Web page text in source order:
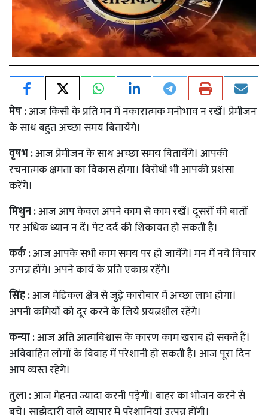
मेष :आज किसी के प्रति मन में नकारात्मक मनोभाव न रखें। प्रेमीजन
के साथ बहुत अच्छा समय बितायेंगे।
वृषभ :आज प्रेमीजन के साथ अच्छा समय बितायेंगे। आपकी
रचनात्मक क्षमता का विकास होगा। विरोधी भी आपकी प्रशंसा
करेंगे।
मिथुन :आज आप केवल अपने काम से काम रखें। दूसरों की बातों
पर अधिक ध्यान न दें। पेट दर्द की शिकायत हो सकती है।
कर्क :आज आपके सभी काम समय पर हो जायेंगे। मन में नये विचार
उत्पन्न होंगे। अपने कार्य के प्रति एकाग्र रहेंगे।
सिंह :आज मेडिकल क्षेत्र से जुड़े कारोबार में अच्छा लाभ होगा।
अपनी कमियों को दूर करने के लिये प्रयत्नशील रहेंगे।
कन्या :आज अति आत्मविश्वास के कारण काम खराब हो सकते हैं।
अविवाहित लोगों के विवाह में परेशानी हो सकती है। आज पूरा दिन
आप व्यस्त रहेंगे।
तुला :आज मेहनत ज्यादा करनी पड़ेगी। बाहर का भोजन करने से